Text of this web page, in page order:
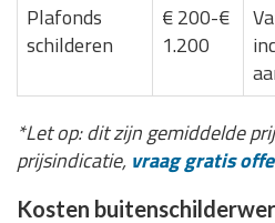
Plafonds
schilderen
€ 200-€
1.200
*Let op: dit zijn gemiddelde
prijsindicatie, vraag gratis
Kosten